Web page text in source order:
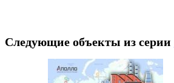
Следующие объекты из серии